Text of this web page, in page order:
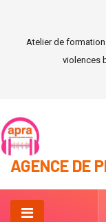
Le Centre
AGENCE DE